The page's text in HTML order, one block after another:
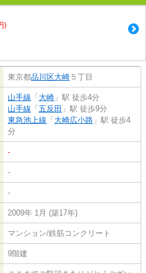
)
東京都品川区大崎 ５丁目
山手線 「 大崎 」駅 徒歩4分
山手線 「 五反田 」駅 徒歩9分
東急池上線 「 大崎広小路 」駅 徒歩4
分
-
-
-
2009年 1月 (築17年)
マンション/鉄筋コンクリート
9階建